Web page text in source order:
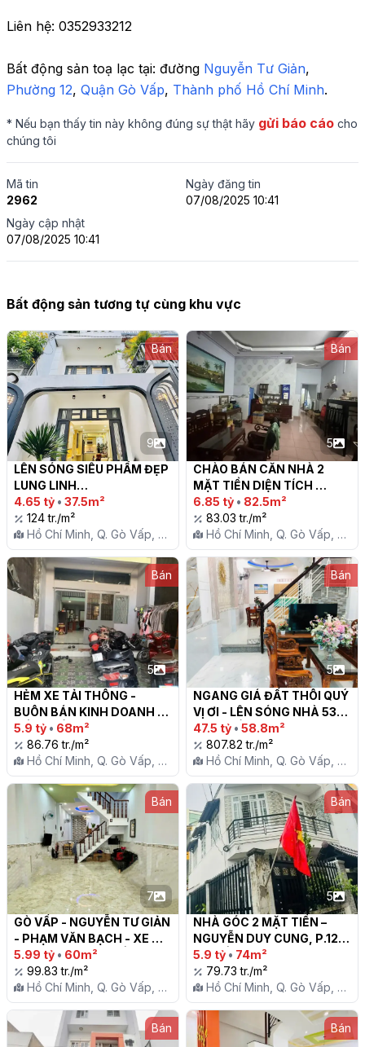
Liên hệ: 0352933212
Bất động sản toạ lạc tại: đường Nguyễn Tư Giản
Phường 12, Quận Gò Vấp, Thành phố Hồ Chí Minh.
* Nếu bạn thấy tin này không đúng sự thật hãy gửi báo cáo cho
chúng tôi
Mã tin
2962
Ngày đăng tin
07/08/2025 10:41
Ngày cập nhật
07/08/2025 10:41
Bất động sản tương tự cùng khu vực
Bán
9
LÊN SÓNG SIÊU PHẨM ĐẸP
LUNG LINH
4.65 tỷ • 37.5m²
124 tr./m²
Hồ Chí Minh, Q. Gò Vấp, P.
12
Bán
5
CHÀO BÁN CĂN NHÀ 2
MẶT TIỀN DIỆN TÍCH
KHỦNG HẺM TRƯỚC NHÀ 5
M THÔNG  HẺM SAU
CHUẨN 4.5M
6.85 tỷ • 82.5m²
83.03 tr./m²
Hồ Chí Minh, Q. Gò Vấp, P.
12
Bán
5
HẺM XE TẢI THÔNG -
BUÔN BÁN KINH DOANH
TỐT - GẦN TRƯỜNG -
TƯƠNG LAI GẦN NHÀ GA
T3 SÂN NAY TÂN SƠN
NHẤT - BÁN ĐẤT TẶNG
NHÀ - SỔ VUÔNG A4
5.9 tỷ • 68m²
86.76 tr./m²
Hồ Chí Minh, Q. Gò Vấp, P.
12
Bán
5
NGANG GIÁ ĐẤT THÔI QUÝ
VỊ ƠI - LÊN SÓNG NHÀ 53M
ĐÚC 1 LẦU KHU PHÂN LÔ
GẦN TRƯỜNG TÂN SƠN
47.5 tỷ • 58.8m²
807.82 tr./m²
Hồ Chí Minh, Q. Gò Vấp, P.
12
Bán
7
GÒ VẤP - NGUYỄN TƯ GIẢN
- PHẠM VĂN BẠCH - XE
HƠI 6M THÔNG LUỒNG
5.99 tỷ • 60m²
99.83 tr./m²
Hồ Chí Minh, Q. Gò Vấp, P.
12
Bán
5
NHÀ GÓC 2 MẶT TIỀN –
NGUYỄN DUY CUNG, P.12,
GÒ VẤP – SÁT TRƯỜNG
CẤP 2 TÂN SƠN – GIÁ CHỈ
5.9 TỶ
5.9 tỷ • 74m²
79.73 tr./m²
Hồ Chí Minh, Q. Gò Vấp, P.
12
Bán
Bán